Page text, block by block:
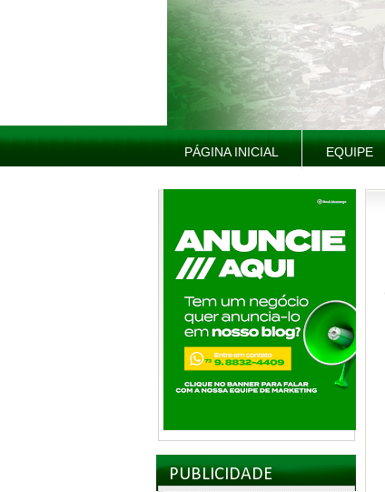
PÁGINA INICIAL EQUIPE
PUBLICIDADE